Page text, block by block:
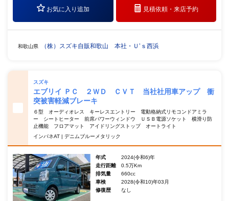
お気に入り追加 見積依頼・来店予約
和歌山県 （株）スズキ自販和歌山 本社・Ｕ’ｓ西浜
スズキ
エブリイ ＰＣ ２ＷＤ ＣＶＴ 当社社用車アップ 衝
突被害軽減ブレーキ
６型 オーディオレス キーレスエントリー 電動格納式リモコンドアミラ
ー シートヒーター 前席パワーウィンドウ ＵＳＢ電源ソケット 横滑り防
止機能 フロアマット アイドリングストップ オートライト
インパネAT | デニムブルーメタリック
年式
2024(令和6)年
走行距離
0.5万Km
排気量
660cc
車検
2028(令和10)年03月
修復歴
なし